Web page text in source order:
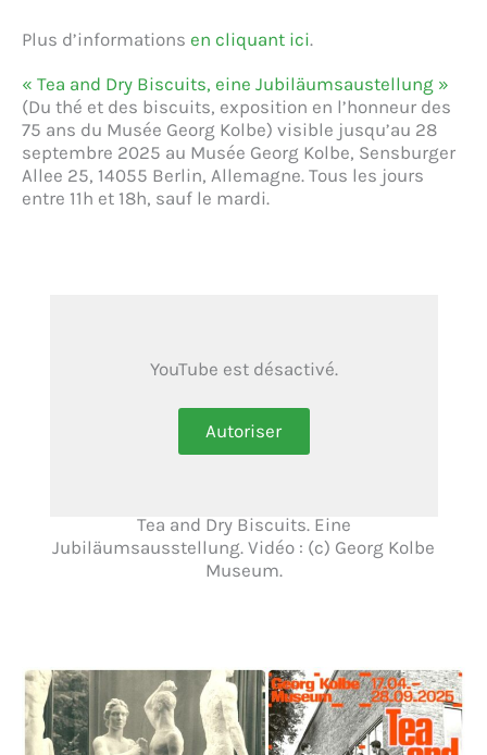
Plus d’informations en cliquant ici.
« Tea and Dry Biscuits, eine Jubiläumsaustellung »
(Du thé et des biscuits, exposition en l’honneur des
75 ans du Musée Georg Kolbe) visible jusqu’au 28
septembre 2025 au Musée Georg Kolbe, Sensburger
Allee 25, 14055 Berlin, Allemagne. Tous les jours
entre 11h et 18h, sauf le mardi.
YouTube est désactivé.
Autoriser
Tea and Dry Biscuits. Eine
Jubiläumsausstellung. Vidéo : (c) Georg Kolbe
Museum.